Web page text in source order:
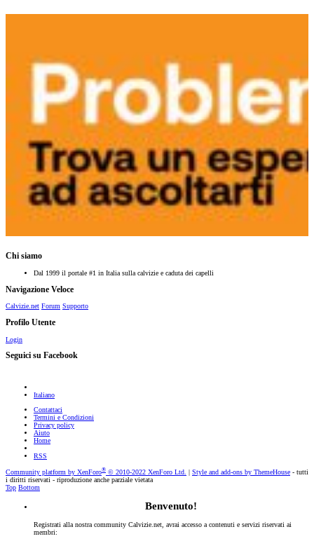
Chi siamo
Dal 1999 il portale #1 in Italia sulla calvizie e caduta dei capelli
Navigazione Veloce
Calvizie.net Forum Supporto
Profilo Utente
Login
Seguici su Facebook
Italiano
Contattaci
Termini e Condizioni
Privacy policy
Aiuto
Home
RSS
Community platform by XenForo® © 2010-2022 XenForo Ltd. Style and add-ons by ThemeHouse - tutti
i diritti riservati - riproduzione anche parziale vietata
Top Bottom
Benvenuto!
Registrati alla nostra community Calvizie.net, avrai accesso a contenuti e servizi riservati ai
membri: